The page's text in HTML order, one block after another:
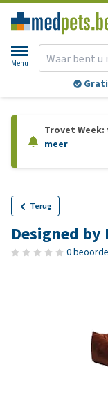
Menu
Trovet
meer
Terug
Designed by
0